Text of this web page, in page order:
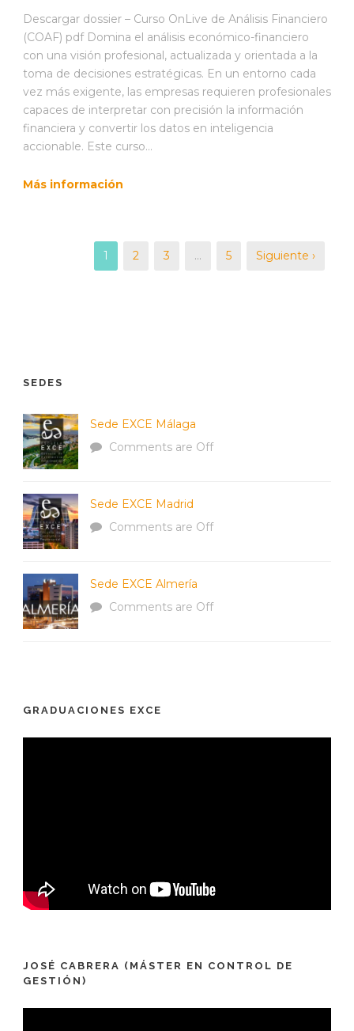
Descargar dossier – Curso OnLive de Análisis Financiero
(COAF) pdf Domina el análisis económico-financiero
con una visión profesional, actualizada y orientada a la
toma de decisiones estratégicas. En un entorno cada
vez más exigente, las empresas requieren profesionales
capaces de interpretar con precisión la información
financiera y convertir los datos en inteligencia
accionable. Este curso...
Más información
1 2 3 … 5 Siguiente ›
SEDES
Sede EXCE Málaga
Comments are Off
Sede EXCE Madrid
Comments are Off
Sede EXCE Almería
Comments are Off
GRADUACIONES EXCE
JOSÉ CABRERA (MÁSTER EN CONTROL DE
GESTIÓN)